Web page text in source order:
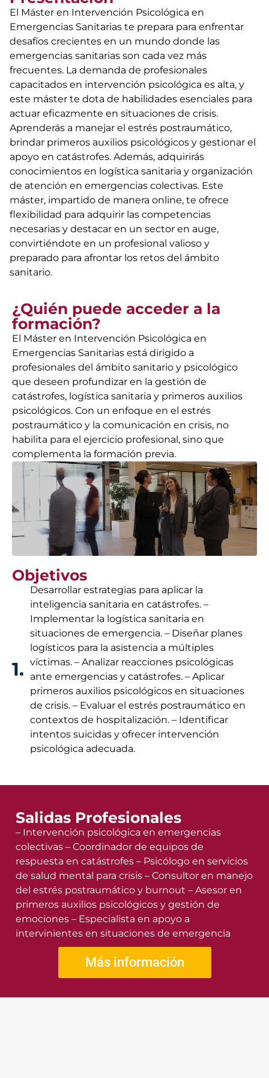
El Máster en Intervención Psicológica en
Emergencias Sanitarias te prepara para enfrentar
desafíos crecientes en un mundo donde las
emergencias sanitarias son cada vez más
frecuentes. La demanda de profesionales
capacitados en intervención psicológica es alta, y
este máster te dota de habilidades esenciales para
actuar eficazmente en situaciones de crisis.
Aprenderás a manejar el estrés postraumático,
brindar primeros auxilios psicológicos y gestionar el
apoyo en catástrofes. Además, adquirirás
conocimientos en logística sanitaria y organización
de atención en emergencias colectivas. Este
máster, impartido de manera online, te ofrece
flexibilidad para adquirir las competencias
necesarias y destacar en un sector en auge,
convirtiéndote en un profesional valioso y
preparado para afrontar los retos del ámbito
sanitario.
¿Quién puede acceder a la
formación?
El Máster en Intervención Psicológica en
Emergencias Sanitarias está dirigido a
profesionales del ámbito sanitario y psicológico
que deseen profundizar en la gestión de
catástrofes, logística sanitaria y primeros auxilios
psicológicos. Con un enfoque en el estrés
postraumático y la comunicación en crisis, no
habilita para el ejercicio profesional, sino que
complementa la formación previa.
Objetivos
1.
Desarrollar estrategias para aplicar la
inteligencia sanitaria en catástrofes. –
Implementar la logística sanitaria en
situaciones de emergencia. – Diseñar planes
logísticos para la asistencia a múltiples
víctimas. – Analizar reacciones psicológicas
ante emergencias y catástrofes. – Aplicar
primeros auxilios psicológicos en situaciones
de crisis. – Evaluar el estrés postraumático en
contextos de hospitalización. – Identificar
intentos suicidas y ofrecer intervención
psicológica adecuada.
Salidas Profesionales
– Intervención psicológica en emergencias
colectivas – Coordinador de equipos de
respuesta en catástrofes – Psicólogo en servicios
de salud mental para crisis – Consultor en manejo
del estrés postraumático y burnout – Asesor en
primeros auxilios psicológicos y gestión de
emociones – Especialista en apoyo a
intervinientes en situaciones de emergencia
Más información